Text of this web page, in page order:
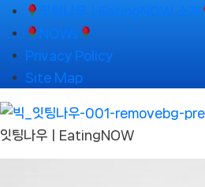
Skip
to
content
잇팅나우ㅣEatingNOW 소개
NOWs
Privacy Policy
Site Map
잇팅나우ㅣEatingNOW